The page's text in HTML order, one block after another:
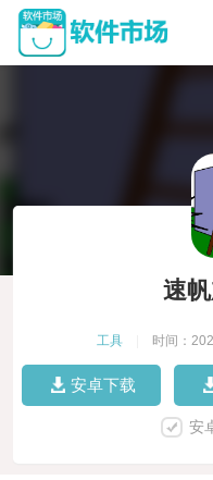
速
工具 时间：
安卓下载
安